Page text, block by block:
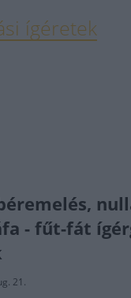
ígéretek
- fűt-fát
21.